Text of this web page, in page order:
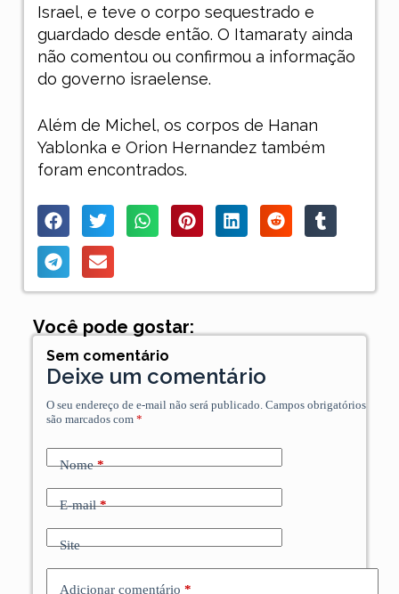
Israel, e teve o corpo sequestrado e
guardado desde então. O Itamaraty ainda
não comentou ou confirmou a informação
do governo israelense.
Além de Michel, os corpos de Hanan
Yablonka e Orion Hernandez também
foram encontrados.
Você pode gostar:
Sem comentário
Deixe um comentário
O seu endereço de e-mail não será publicado. Campos obrigatórios
são marcados com *
Nome*
E-mail*
Site
Adicionar comentário *